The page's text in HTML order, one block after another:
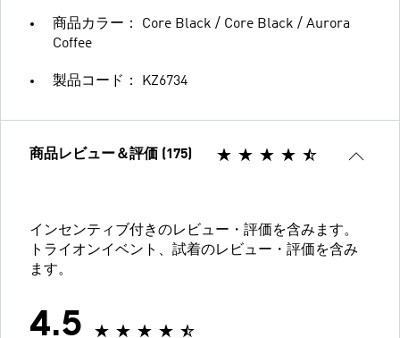
商品カラー： Core Black / Core Black / Aurora
Coffee
製品コード： KZ6734
商品レビュー＆評価 (175)
インセンティブ付きのレビュー・評価を含みます。
トライオンイベント、試着のレビュー・評価を含み
ます。
4.5